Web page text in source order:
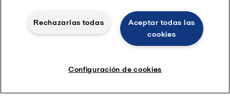
escape del motor con 11 calderas AV-6N WHR de
Aalborg.
Aceptar todas las
cookies
Rechazarlas todas
Configuración de cookies